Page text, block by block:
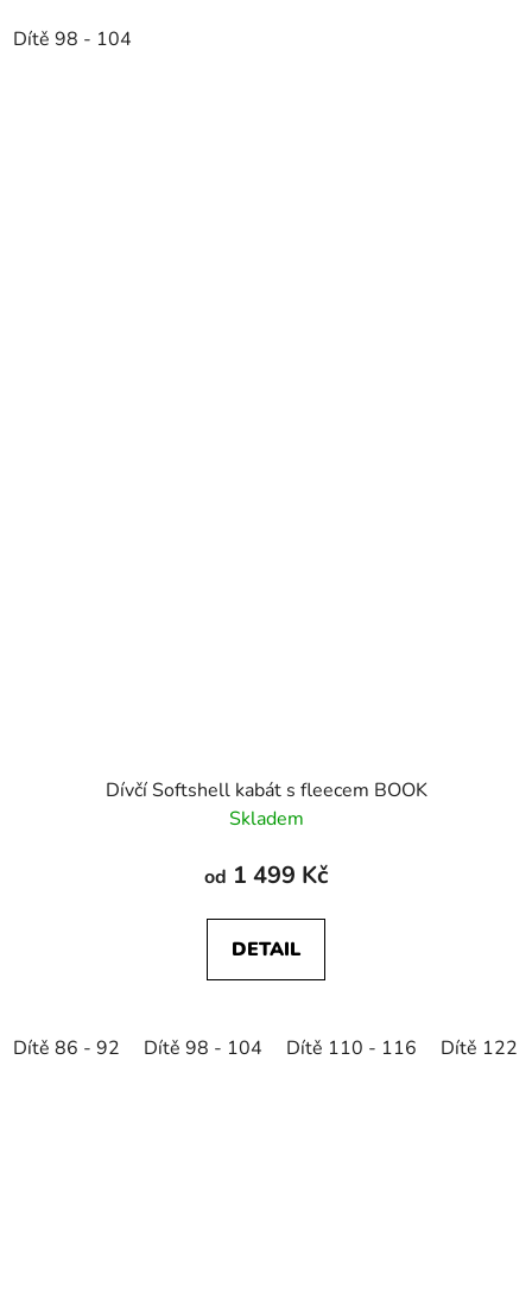
Dítě 98 - 104
Dívčí Softshell kabát s fleecem BOOK
Skladem
od 1 499 Kč
DETAIL
Dítě 86 - 92 Dítě 98 - 104 Dítě 110 - 116 Dítě 122